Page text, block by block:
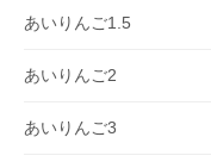
あいりんご1.5
あいりんご2
あいりんご3